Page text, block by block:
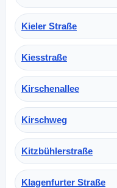
Kieler Straße
Kiesstraße
Kirschenallee
Kirschweg
Kitzbühlerstraße
Klagenfurter Straße